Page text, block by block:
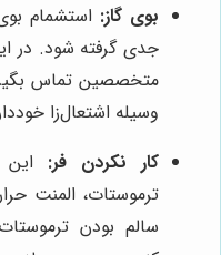
بوی گاز: استشمام
جدی گرفته شود. در
متخصصین تماس
وسیله اشتعال‌زا
کار نکردن فر:
ترموستات، المنت
سالم بودن